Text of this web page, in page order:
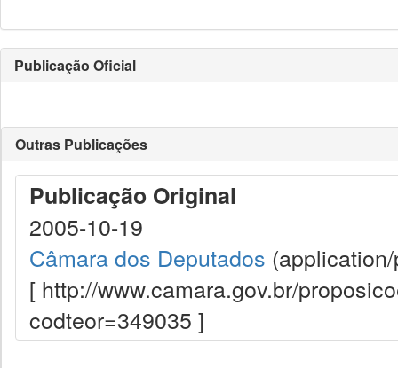
Publicação Oficial
Outras Publicações
Publicação Original
2005-10-19
Câmara dos Deputados
[ http://www.camara.gov.br/
codteor=349035 ]